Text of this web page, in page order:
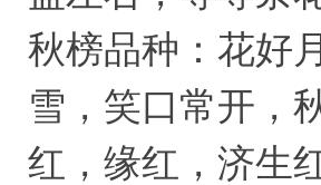
秋榜品种：花好
雪，笑口常开，
红，缘红，济